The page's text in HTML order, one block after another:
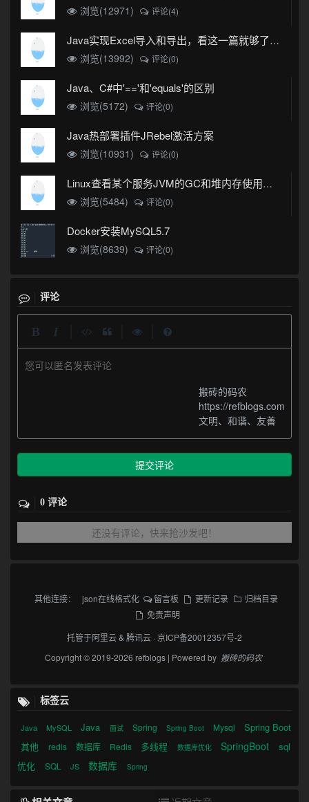
浏览(12971) 评论(4)
Java实现Excel导入和导出，看这一篇就够了(珍藏版)
浏览(13992)
评论(0)
Java、C#中'=='和'equals'的区别
浏览(5172) 评论(0)
Java热部署插件JRebel激活方案
浏览(10931) 评论(0)
Linux查看某个服务JVM的GC和堆内存使用情况
浏览(5484)
评论(0)
Docker安装MySQL5.7
浏览(8639) 评论(0)
评论
您可以匿名发表评论
搬砖的码农
https://refblogs.com
文明、和谐、友善
提交评论
0 评论
还没有评论，快来抢沙发吧！
其他连接： json在线格式化 留言板 更新记录
归档目录
免责声明
托管于阿里云& 腾讯云 ·京ICP备20012357号-2
Copyright © 2019-2026 refblogs | Powered by 搬砖的码农
标签云
Java MySQL Java 面试 Spring Spring Boot Mysql
Spring Boot
其他
redis 数据库 Redis 多线程 数据库优化 SpringBoot
sql
优化
SQL JS 数据库 Spring